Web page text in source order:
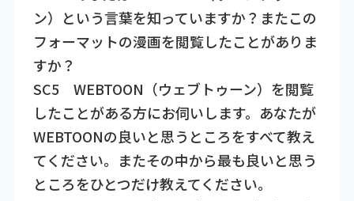
ン）という言葉を知っていますか？またこの
フォーマットの漫画を閲覧したことがありま
すか？
SC5 WEBTOON（ウェブトゥーン）を閲覧
したことがある方にお伺いします。あなたが
WEBTOONの良いと思うところをすべて教え
てください。またその中から最も良いと思う
ところをひとつだけ教えてください。